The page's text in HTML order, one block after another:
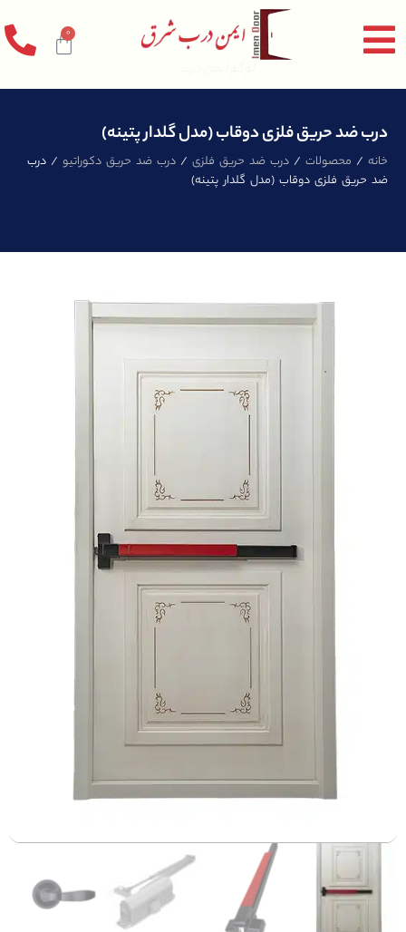
0
درب ضد حریق فلزی دوقاب (مدل گلدار پتینه)
خانه / محصولات / درب ضد حریق فلزی / درب ضد حریق دکوراتیو / درب
ضد حریق فلزی دوقاب (مدل گلدار پتینه)